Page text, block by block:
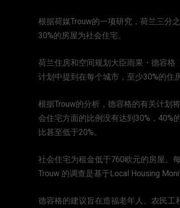
根据荷媒Trouw的一项研究，荷兰三分
30%的房屋为社会住宅。
荷兰住房和空间规划大臣雨果・德容
计划中提到在每个城市，至少30%的住
根据Trouw的分析，德容格的有关计划
会住宅方面的比例没有达到30%，40%
比甚至低于20%。
社会住宅为租金低于760欧元的房屋。
Trouw 的调查是基于Local Housing
德容格的建议旨在造福老年人、农民